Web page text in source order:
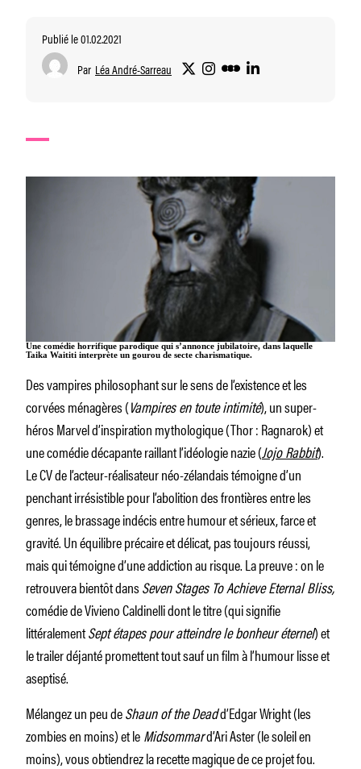
Publié le 01.02.2021
Par Léa André-Sarreau
Une comédie horrifique parodique qui s’annonce jubilatoire, dans laquelle
Taika Waititi interprète un gourou de secte charismatique.
Des vampires philosophant sur le sens de l’existence et les
corvées ménagères (Vampires en toute intimité), un super-
héros Marvel d’inspiration mythologique (Thor : Ragnarok) et
une comédie décapante raillant l’idéologie nazie (Jojo Rabbit).
Le CV de l’acteur-réalisateur néo-zélandais témoigne d’un
penchant irrésistible pour l’abolition des frontières entre les
genres, le brassage indécis entre humour et sérieux, farce et
gravité. Un équilibre précaire et délicat, pas toujours réussi,
mais qui témoigne d’une addiction au risque. La preuve : on le
retrouvera bientôt dansSeven Stages To Achieve Eternal Bliss,
comédie de Vivieno Caldinelli dont le titre (qui signifie
littéralementSept étapes pour atteindre le bonheur éternel) et
le trailer déjanté promettent tout sauf un film à l’humour lisse et
aseptisé.
Mélangez un peu deShaun of the Deadd’Edgar Wright (les
zombies en moins) et leMidsommard’Ari Aster (le soleil en
moins), vous obtiendrez la recette magique de ce projet fou.